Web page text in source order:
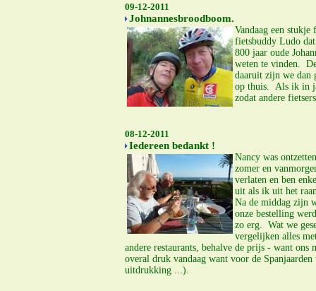
09-12-2011
Johnannesbroodboom.
Vandaag een
fietsbuddy Ludo
800 jaar oude
weten te vinden.
daaruit zijn we dan
op thuis. Als ik in
zodat andere
08-12-2011
Iedereen bedankt !
Nancy was
zomer en
verlaten en ben
uit als ik uit het
Na de middag zijn
onze bestelling
zo erg. Wat we
vergelijken alles
andere restaurants, behalve de prijs - want
overal druk vandaag want voor de
uitdrukking ...).